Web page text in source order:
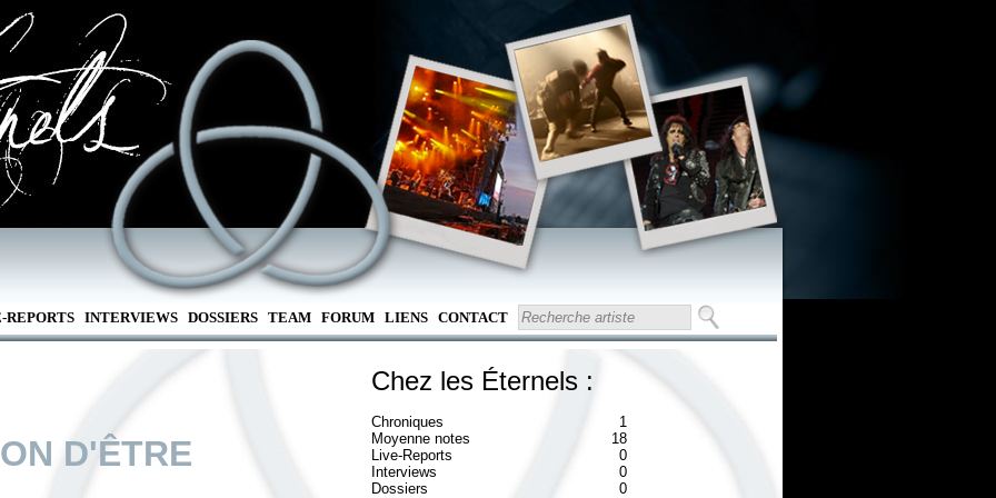
INTERVIEWS DOSSIERS TEAM FORUM LIENS CONTACT
D'ÊTRE
Chez les Éternels :
Chroniques
1
Moyenne notes
18
Live-Reports
0
Interviews
0
Dossiers
0